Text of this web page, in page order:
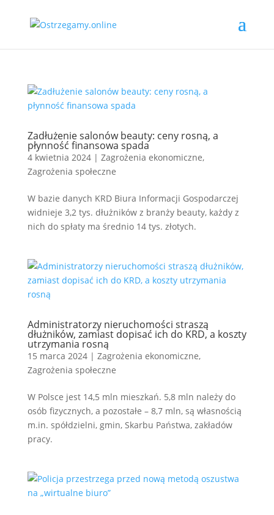
Zadłużenie salonów beauty: ceny rosną, a
płynność finansowa spada
4 kwietnia 2024| Zagrożenia ekonomiczne,
Zagrożenia społeczne
W bazie danych KRD Biura Informacji Gospodarczej
widnieje 3,2 tys. dłużników z branży beauty, każdy z
nich do spłaty ma średnio 14 tys. złotych.
Administratorzy nieruchomości straszą
dłużników, zamiast dopisać ich do KRD, a koszty
utrzymania rosną
15 marca 2024| Zagrożenia ekonomiczne,
Zagrożenia społeczne
W Polsce jest 14,5 mln mieszkań. 5,8 mln należy do
osób fizycznych, a pozostałe – 8,7 mln, są własnością
m.in. spółdzielni, gmin, Skarbu Państwa, zakładów
pracy.